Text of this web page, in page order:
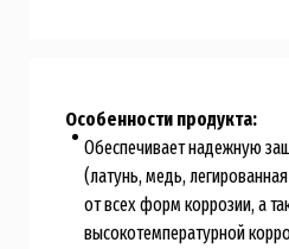
Особенности продукта:
Обеспечивает надежную
(латунь, медь,
от всех форм коррозии, а
высокотемпературной